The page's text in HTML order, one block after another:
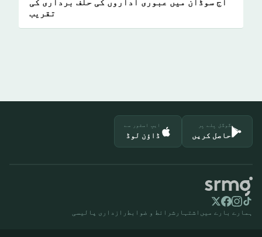
آج سوڈان میں عبوری اداروں کی حلف برداری کی
تقریب
گوگل پلے پر
حاصل کریں
ایپ اسٹور سے
ڈاؤن لوڈ
ہمارے بارے میں اشتہار شرائط و ضوابط رازداری پالیسی